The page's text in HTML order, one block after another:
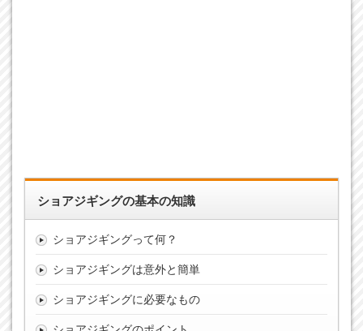
ショアジギングの基本の知識
ショアジギングって何？
ショアジギングは意外と簡単
ショアジギングに必要なもの